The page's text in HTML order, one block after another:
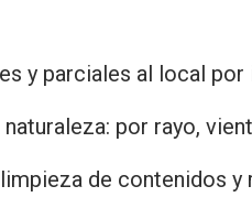
y parciales al local
naturaleza: por rayo,
de contenidos